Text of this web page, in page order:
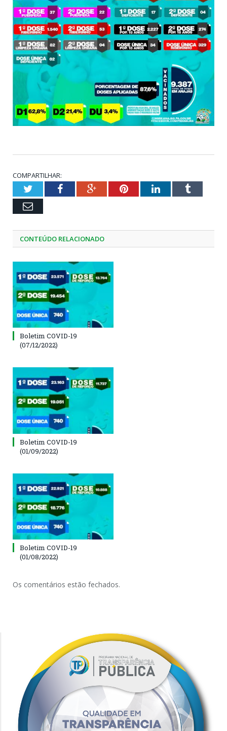
COMPARTILHAR:
TwitterFacebookGoogle+PinterestLinkedInTumblr
Email
CONTEÚDO RELACIONADO
Boletim COVID-19
(07/12/2022)
Boletim COVID-19
(01/09/2022)
Boletim COVID-19
(01/08/2022)
Os comentários estão fechados.